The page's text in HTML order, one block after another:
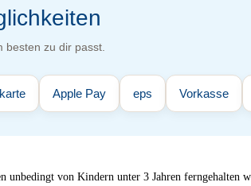
besten zu dir passt.
Apple Pay eps Vorkasse
von Kindern unter 3 Jahren ferngehalten